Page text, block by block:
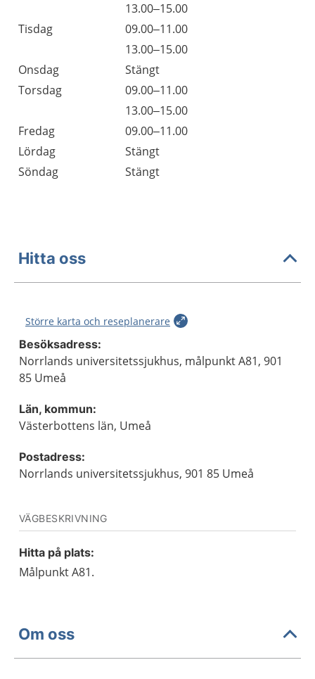
13.00–15.00
Tisdag
09.00–11.00
13.00–15.00
Onsdag
Stängt
Torsdag
09.00–11.00
13.00–15.00
Fredag
09.00–11.00
Lördag
Stängt
Söndag
Stängt
Hitta oss
Större karta och reseplanerare
Besöksadress:
Norrlands universitetssjukhus, målpunkt A81, 901
85 Umeå
Län, kommun:
Västerbottens län, Umeå
Postadress:
Norrlands universitetssjukhus, 901 85 Umeå
VÄGBESKRIVNING
Hitta på plats:
Målpunkt A81.
Om oss